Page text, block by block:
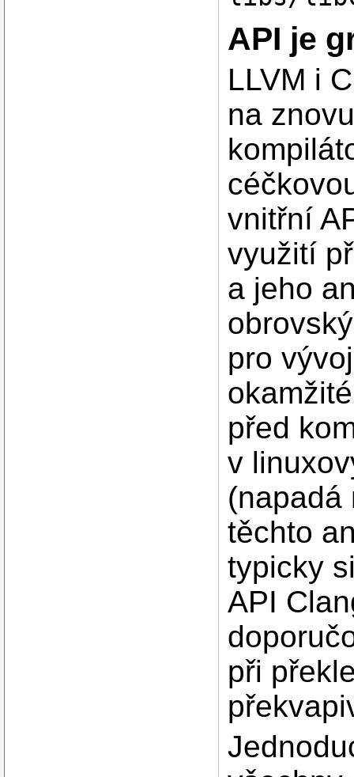
API je
LLVM i
na
vnitřní
využití
a jeho
pro
před
v
(napadá
těchto
typicky
API
při